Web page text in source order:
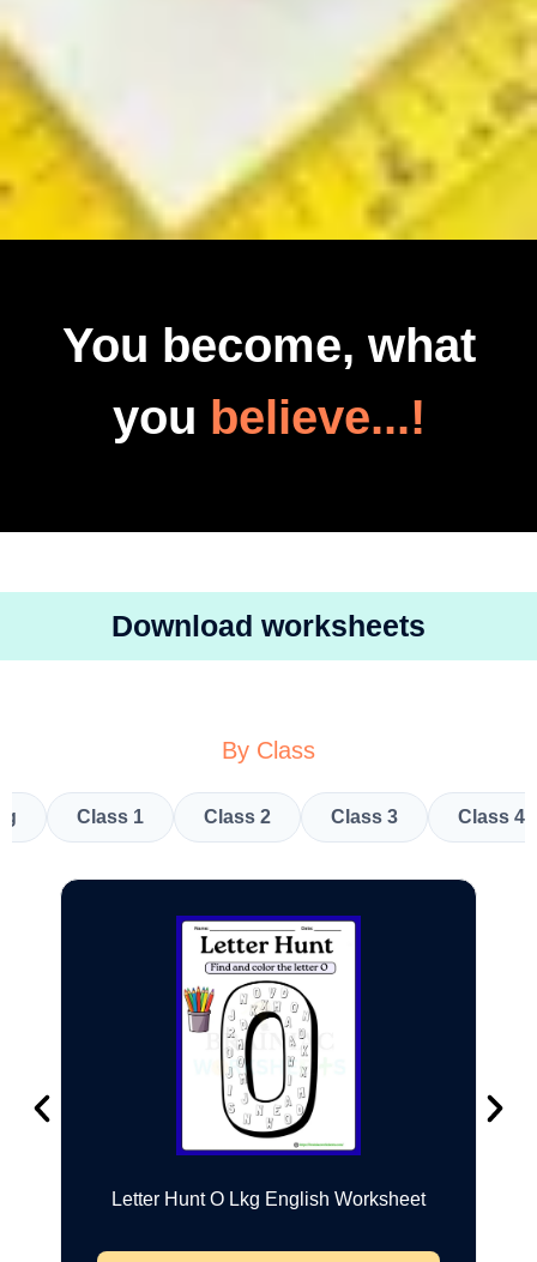
You become, what
you believe...!
Download worksheets
By Class
Class 1 Class 2 Class 3 Class 4
Letter Hunt O Lkg English Worksheet